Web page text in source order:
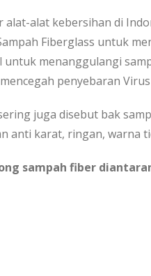
alat kebersihan di
Fiberglass untuk
untuk menanggulangi
penyebaran Virus
juga disebut bak
anti karat, ringan, warna
sampah fiber